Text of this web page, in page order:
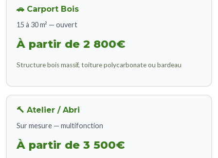
🚗 Carport Bois
15 à 30 m² — ouvert
À partir de 2 800€
Structure bois massif, toiture polycarbonate ou bardeau
🔨 Atelier / Abri
Sur mesure — multifonction
À partir de 3 500€